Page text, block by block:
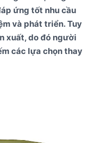
ứng tốt nhu cầu
và phát triển. Tuy
xuất, do đó người
các lựa chọn thay